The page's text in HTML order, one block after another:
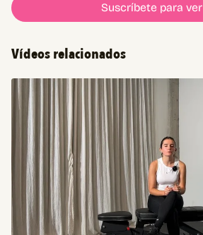
Suscríbete para ver
Vídeos relacionados